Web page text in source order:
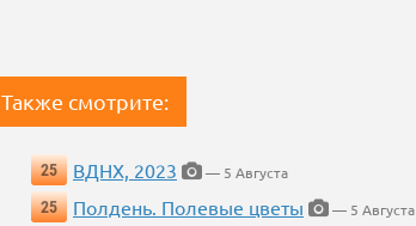
Также смотрите:
25 ВДНХ, 2023
— 5 Августа
25
Полдень. Полевые цветы
— 5 Августа